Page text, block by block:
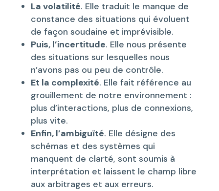
La volatilité. Elle traduit le manque de
constance des situations qui évoluent
de façon soudaine et imprévisible.
Puis, l’incertitude. Elle nous présente
des situations sur lesquelles nous
n’avons pas ou peu de contrôle.
Et la complexité. Elle fait référence au
grouillement de notre environnement :
plus d’interactions, plus de connexions,
plus vite.
Enfin, l’ambiguïté. Elle désigne des
schémas et des systèmes qui
manquent de clarté, sont soumis à
interprétation et laissent le champ libre
aux arbitrages et aux erreurs.